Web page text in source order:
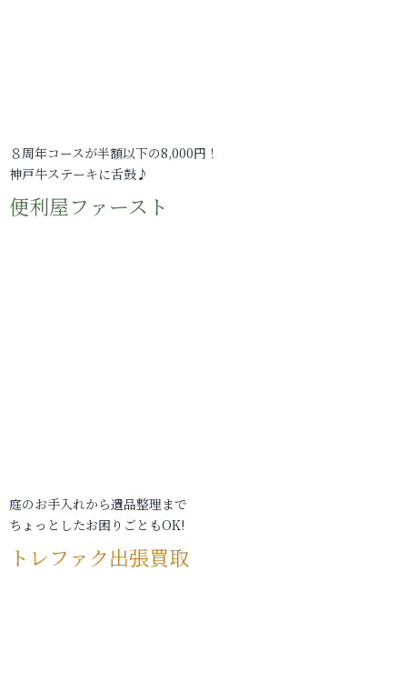
８周年コースが半額以下の8,000円！
神戸牛ステーキに舌鼓♪
便利屋ファースト
庭のお手入れから遺品整理まで
ちょっとしたお困りごともOK!
トレファク出張買取